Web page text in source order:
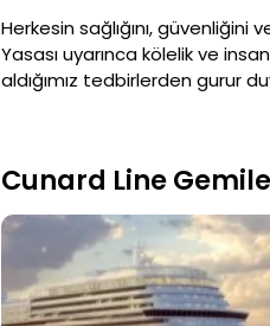
Herkesin sağlığını, güvenliğini
Yasası uyarınca kölelik ve
aldığımız tedbirlerden gurur
Cunard Line